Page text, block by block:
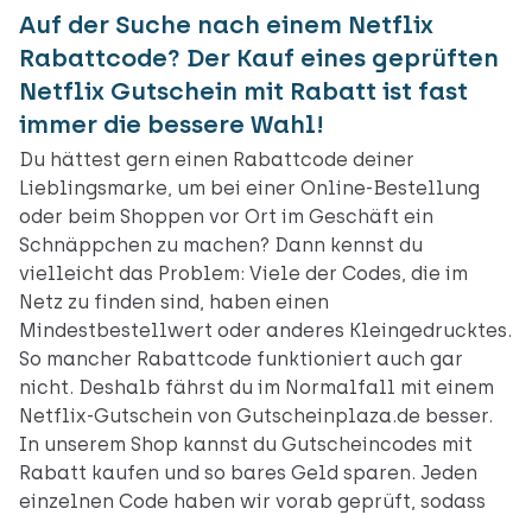
Auf der Suche nach einem Netflix
Rabattcode? Der Kauf eines geprüften
Netflix Gutschein mit Rabatt ist fast
immer die bessere Wahl!
Du hättest gern einen Rabattcode deiner
Lieblingsmarke, um bei einer Online-Bestellung
oder beim Shoppen vor Ort im Geschäft ein
Schnäppchen zu machen? Dann kennst du
vielleicht das Problem: Viele der Codes, die im
Netz zu finden sind, haben einen
Mindestbestellwert oder anderes Kleingedrucktes.
So mancher Rabattcode funktioniert auch gar
nicht. Deshalb fährst du im Normalfall mit einem
Netflix-Gutschein von Gutscheinplaza.de besser.
In unserem Shop kannst du Gutscheincodes mit
Rabatt kaufen und so bares Geld sparen. Jeden
einzelnen Code haben wir vorab geprüft, sodass